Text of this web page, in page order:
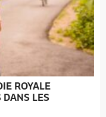
ROYALE
DANS LES